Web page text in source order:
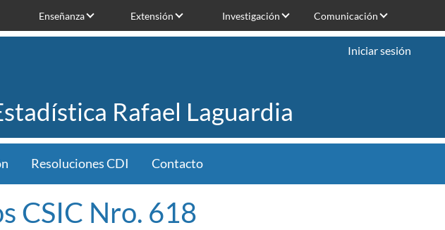
Enseñanza Extensión Investigación Comunicación
Rafael Laguardia
Iniciar sesión
Resoluciones CDI Contacto
CSIC Nro. 618